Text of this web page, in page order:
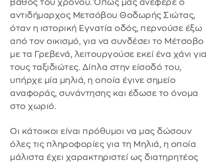
βάθος του χρόνου. Όπως μας ανέφερε ο
αντιδήμαρχος Μετσόβου Θοδωρής Σιώτας,
όταν η ιστορική Εγνατία οδός, περνούσε έξω
από τον οικισμό, για να συνδέσει το Μέτσοβο
με τα Γρεβενά, λειτουργούσε εκεί ένα χάνι για
τους ταξιδιώτες. Δίπλα στην είσοδό του,
υπήρχε μία μηλιά, η οποία έγινε σημείο
αναφοράς, συνάντησης και έδωσε το όνομα
στο χωριό.
Οι κάτοικοι είναι πρόθυμοι να μας δώσουν
όλες τις πληροφορίες για τη Μηλιά, η οποία
μάλιστα έχει χαρακτηριστεί ως διατηρητέος